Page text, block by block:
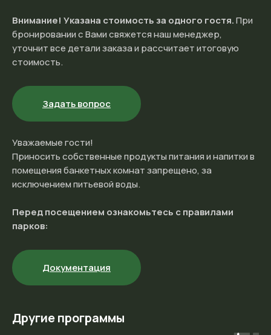
Внимание! Указана стоимость за одного гостя.При
бронировании с Вами свяжется наш менеджер,
уточнит все детали заказа и рассчитает итоговую
стоимость.
Задать вопрос
Уважаемые гости!
Приносить собственные продукты питания и напитки в
помещения банкетных комнат запрещено, за
исключением питьевой воды.
Перед посещением ознакомьтесь с правилами
парков:
Документация
Другие программы